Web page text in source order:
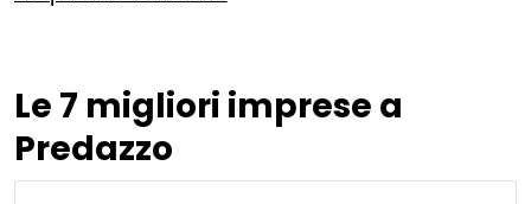
Le 7 migliori imprese a
Predazzo